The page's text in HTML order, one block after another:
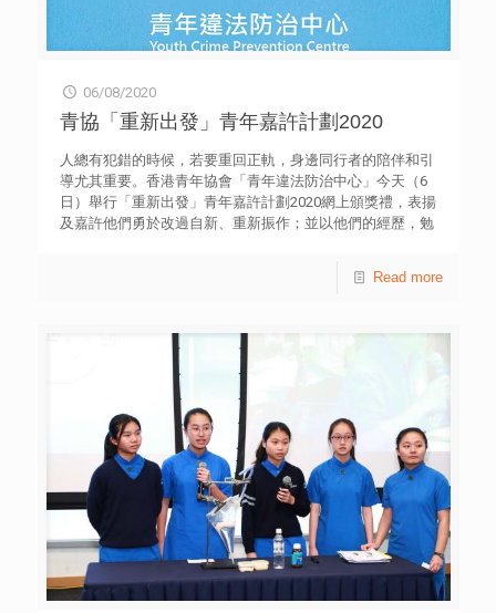
套。 為進一步支援新媒體親職教育，青協全健思維中心將
於9月舉行「線上新媒體親職家長工作坊」，以協助家長拓
寬網絡視野及資訊，學習如何適當地關心和引導子女，調解
傳媒查詢︰香港青年協會傳訊幹事何詠筠小姐 電話︰3755
7044
由學術界、創科界及主辦機構代表等組成的專業評審團介紹
其參賽作品及成果，今年更特別新增公眾即場問答環節，要
求隊伍具有臨場應變和急才的能力，令整個比賽過程增添不
恭賀得獎隊伍，並讚揚各學生於疫情下仍然積極參與，培養
科學探究的能力與精神，向公眾展示各式各樣的科學理念和
寄語學生比賽後要保持好奇心，仔細提出假設，透過驗證，
然後不斷的學習。 香港青年協會督導主任（創新及創意）
李建樂先生表示，該會創意教育組將推出更多與STEM教育
相關的活動和網上工作坊，致力培育學生的創新解難、溝通
由創新科技署、香港科技園公司共同支持和贊助，比賽旨在
以及創新應用來激活他們的創意和科學頭腦，啟導他們的科
技才能，並鼓勵青年投身科學和科技事業，為社會創新帶來
創意點子。 有關得獎名單和作品的詳情，請參閱比賽網
頁：hksspc.hkfyg.org.hk 「香港學生科學比賽2020」得獎
隊伍名單 初中組 發明品 獎項 學校名稱 作品名稱 冠軍 荔景
天主教中學 超能皮膚 亞軍 順德聯誼總會胡兆熾中學 護體頭
盔 (HPH) 季軍 基督教宣道會宣基中學 一路暢通 優異獎 基督
教宣道會宣基中學 《超級視場》 優異獎 中華基金中學 淡水
上的浮動農田 研究項目 獎項 學校名稱 作品名稱 冠軍 順德
聯誼總會翁祐中學 廢紙不是無情物，化作春泥更護花 亞軍
伊利沙伯中學舊生會中學 植物脂肪酶抑制劑的研究 季軍 滬
江維多利亞學校 蛤環保塑料 優異獎 瑪利諾修院學校 反
「豆」環境 優異獎 伊利沙伯中學舊生會中學 水質的生物標
誌物 高中組 發明品 獎項 學校名稱 作品名稱 冠軍 宣道會陳
06/08/2020
青協「重新出發」青年嘉許計劃2020
人總有犯錯的時候，若要重回正軌，身邊同行者的陪伴和引
導尤其重要。香港青年協會「青年違法防治中心」今天（6
日）舉行「重新出發」青年嘉許計劃2020網上頒獎禮，表揚
及嘉許他們勇於改過自新、重新振作；並以他們的經歷，勉
嘉賓；荃灣獅子會會長潘俊彥和香港青年協會總幹事何永昌
工等與他們「同行」，以及社會的接納，他們能夠重回正
軌，實在值得鼓舞。 香港青年協會總幹事何永昌表示，該
會「青年違法防治中心」每年接觸近4,200多位青年，社工
從中甄選值得表揚的青年參加「重新出發」青年嘉許計劃。
今年計劃的主題是「同行者」。他透露，部分青年在成長過
程中，可能會犯錯、失望、放棄，繼而誤入歧途，幸得他們
身邊一班「同行者」扶持和不離不棄，讓青年有改過機會。
何永昌感謝懲教署與青協再度合作，提名合適青年參加；他
亦感謝荃灣獅子會慈善基金的慷慨支持。 已經成為影音導
師的朱輝（化名），年少時因為好奇及朋輩影響，開始接觸
毒品。吸毒令他與家人關係疏離，身體機能受損，還被控以
藏毒罪。戒毒期間，他開始接觸信仰並成功戒毒，更和朋友
成立了一支專為社福機構和學校的拍攝團隊，並開辦攝影
Read more